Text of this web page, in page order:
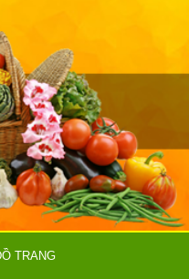
×
địa chỉ
nên
lòng thông
ơn Quý
Đóng
TRANG